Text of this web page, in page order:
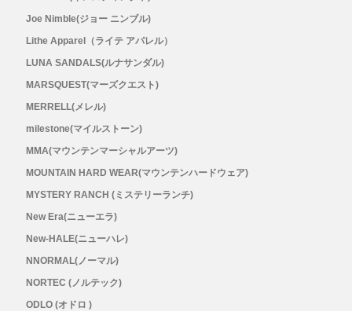
Joe Nimble(ジョー ニンブル)
Lithe Apparel（ライテ アパレル）
LUNA SANDALS(ルナサンダル)
MARSQUEST(マーズクエスト)
MERRELL(メレル)
milestone(マイルストーン)
MMA(マウンテンマーシャルアーツ)
MOUNTAIN HARD WEAR(マウンテンハードウェア)
MYSTERY RANCH (ミステリーランチ)
New Era(ニューエラ)
New-HALE(ニューハレ)
NNORMAL(ノーマル)
NORTEC (ノルテック)
ODLO (オドロ )